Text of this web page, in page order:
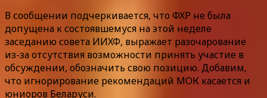
В сообщении подчеркивается, что ФХР не была
допущена к состоявшемуся на этой неделе
заседанию совета ИИХФ, выражает разочарование
из-за отсутствия возможности принять участие в
обсуждении, обозначить свою позицию. Добавим,
что игнорирование рекомендаций МОК касается и
юниоров Беларуси.